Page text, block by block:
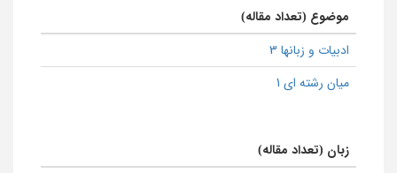
موضوع (تعداد مقاله)
ادبیات و زبانها 3
میان رشته ای 1
زبان (تعداد مقاله)